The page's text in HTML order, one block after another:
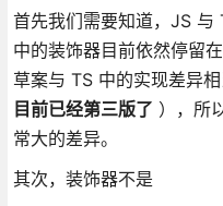
首先我们需要知道，JS 与
中的装饰器目前依然停留
草案与 TS 中的实现差异
目前已经第三版了 ），所
常大的差异。
其次，装饰器不是